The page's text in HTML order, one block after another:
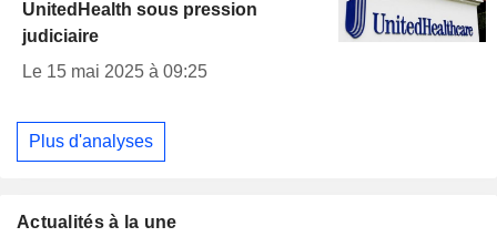
UnitedHealth sous pression
judiciaire
Le 15 mai 2025 à 09:25
Plus d'analyses
Actualités à la une